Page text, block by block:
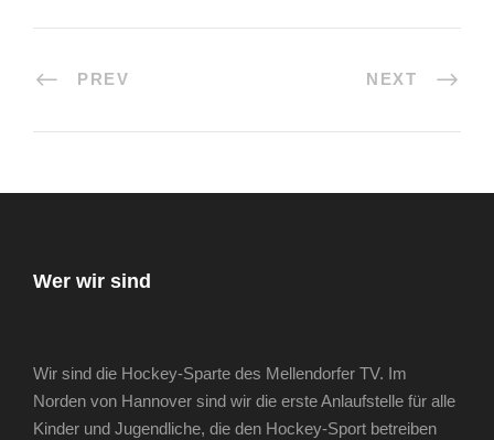
PREV NEXT
Wer wir sind
Wir sind die Hockey-Sparte des Mellendorfer TV. Im
Norden von Hannover sind wir die erste Anlaufstelle für alle
Kinder und Jugendliche, die den Hockey-Sport betreiben